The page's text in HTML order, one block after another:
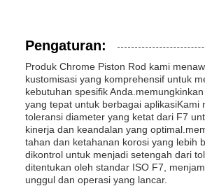
Pengaturan:
Produk Chrome Piston Rod kami
kustomisasi yang komprehensif untuk
kebutuhan spesifik
yang tepat untuk berbagai aplikasiKami
toleransi diameter yang ketat dari F7
kinerja dan keandalan yang
tahan dan ketahanan korosi yang lebih
dikontrol untuk menjadi setengah dari
ditentukan oleh standar ISO F7,
unggul dan operasi yang lancar.